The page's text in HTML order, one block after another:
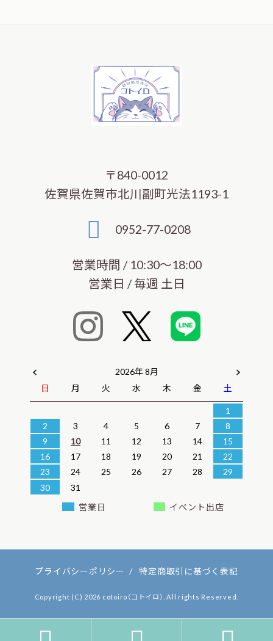
〒840-0012
佐賀県佐賀市北川副町光法1193-1
0952-77-0208
営業時間 / 10:30～18:00
営業日 / 毎週 土日
2026年 8月
日
月 火 水 木 金
土
1
2
3 4 5 6 7
8
9
10 11 12 13 14
15
16
17 18 19 20 21
22
23
24 25 26 27 28
29
30
31
営業日
イベント出店
プライバシーポリシー / 特定商取引に基づく表記
Copyright (C) 2026 cotoiro（コトイロ）. All rights Reserved.